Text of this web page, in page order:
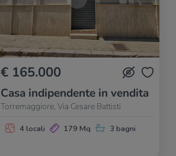
€ 165.000
Casa indipendente in vendita
Torremaggiore, Via Cesare Battisti
4 locali 179 Mq 3 bagni